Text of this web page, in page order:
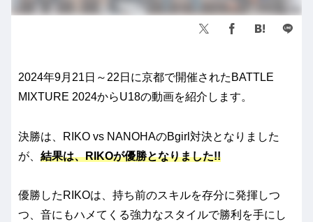
2024年9月21日～22日に京都で開催されたBATTLE
MIXTURE 2024からU18の動画を紹介します。
決勝は、RIKO vs NANOHAのBgirl対決となりました
が、 結果は、RIKOが優勝となりました!!
優勝したRIKOは、持ち前のスキルを存分に発揮しつ
つ、音にもハメてくる強力なスタイルで勝利を手にし